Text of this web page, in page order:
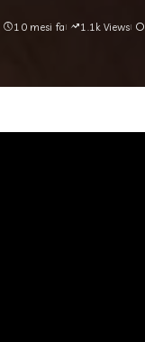
10 mesi fa 1.1k Views